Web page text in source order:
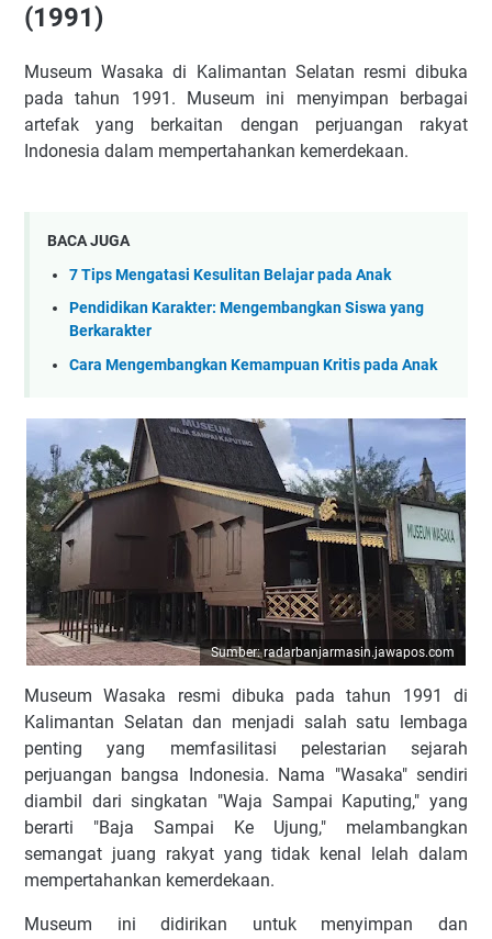
(1991)
Museum Wasaka di Kalimantan Selatan resmi dibuka
pada tahun 1991. Museum ini menyimpan berbagai
artefak yang berkaitan dengan perjuangan rakyat
Indonesia dalam mempertahankan kemerdekaan.
BACA JUGA
7 Tips Mengatasi Kesulitan Belajar pada Anak
Pendidikan Karakter: Mengembangkan Siswa yang
Berkarakter
Cara Mengembangkan Kemampuan Kritis pada Anak
Sumber: radarbanjarmasin.jawapos.com
Museum Wasaka resmi dibuka pada tahun 1991 di
Kalimantan Selatan dan menjadi salah satu lembaga
penting yang memfasilitasi pelestarian sejarah
perjuangan bangsa Indonesia. Nama "Wasaka" sendiri
diambil dari singkatan "Waja Sampai Kaputing," yang
berarti "Baja Sampai Ke Ujung," melambangkan
semangat juang rakyat yang tidak kenal lelah dalam
mempertahankan kemerdekaan.
Museum ini didirikan untuk menyimpan dan